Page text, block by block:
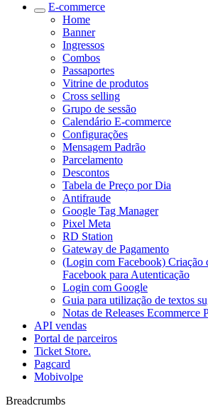
E-commerce
Home
Banner
Ingressos
Combos
Passaportes
Vitrine de produtos
Cross selling
Grupo de sessão
Calendário E-commerce
Configurações
Mensagem Padrão
Parcelamento
Descontos
Tabela de Preço por Dia
Antifraude
Google Tag Manager
Pixel Meta
RD Station
Gateway de Pagamento
(Login com Facebook) Criação
Facebook para Autenticação
Login com Google
Guia para utilização de textos
Notas de Releases Ecommerce
API vendas
Portal de parceiros
Ticket Store.
Pagcard
Mobivolpe
Breadcrumbs